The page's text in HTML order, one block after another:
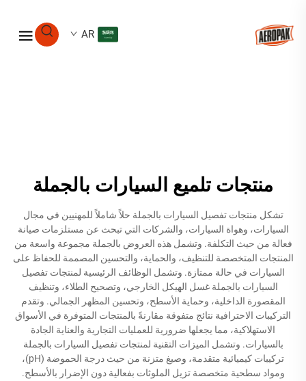
AR
منتجات تلميع السيارات بالجملة
تشكل منتجات تفصيل السيارات بالجملة حلاً شاملاً للمهنيين في مجال
السيارات، وهواة السيارات، والشركات التي تبحث عن مستلزمات صيانة
فعالة من حيث التكلفة. وتشمل هذه العروض بالجملة مجموعة واسعة من
المنتجات المتخصصة للتنظيف، والحماية، والتحسين المصممة للحفاظ على
السيارات في حالة ممتازة. وتشمل الوظائف الرئيسية لمنتجات تفصيل
السيارات بالجملة غسل الهيكل الخارجي، وتصحيح الطلاء، وتنظيف
المقصورة الداخلية، وحماية الأسطح، وتحسين المظهر الجمالي. وتقدم
التركيبات الاحترافية نتائج متفوقة مقارنةً بالمنتجات المتوفرة في الأسواق
الاستهلاكية، مما يجعلها ضرورية للعمليات التجارية والعناية الجادة
بالسيارات. وتشمل الميزات التقنية لمنتجات تفصيل السيارات بالجملة
تركيبات كيميائية متقدمة، وصيغ متزنة من حيث درجة الحموضة (pH)،
ومواد سطحية متخصصة تزيل الملوثات بفعالية دون الإضرار بالأسطح.